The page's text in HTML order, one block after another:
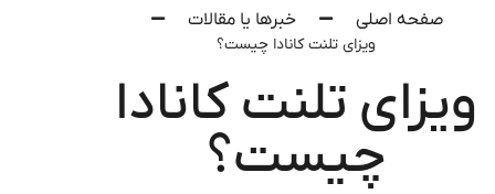
صفحه اصلی خبرها یا مقالات
ویزای تلنت کانادا چیست؟
ویزای تلنت کانادا
چیست؟